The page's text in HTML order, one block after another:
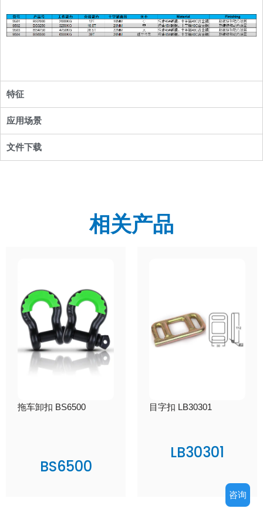
特征
应用场景
文件下载
相关产品
拖车卸扣 BS6500
BS6500
目字扣 LB30301
LB30301
咨询